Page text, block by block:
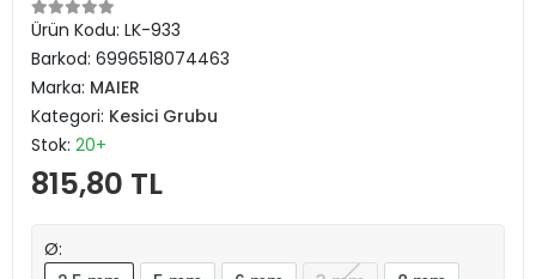
Ürün Kodu: LK-933
Barkod: 6996518074463
Marka: MAIER
Kategori: Kesici Grubu
Stok: 20+
815,80 TL
Ø: